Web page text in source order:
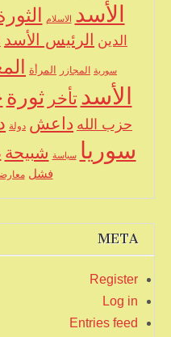
الأسد الاسلام
الدين الرئيس الأسد
سورية المجازر المرأة
الأسد تأخر ثورة
حزب الله داعش دولة
سوريا سياسة شبيحة
فشل
META
Register
Log in
Entries feed